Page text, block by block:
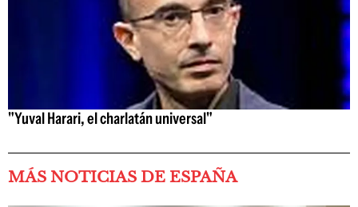
"Yuval Harari, el charlatán universal"
MÁS NOTICIAS DE ESPAÑA